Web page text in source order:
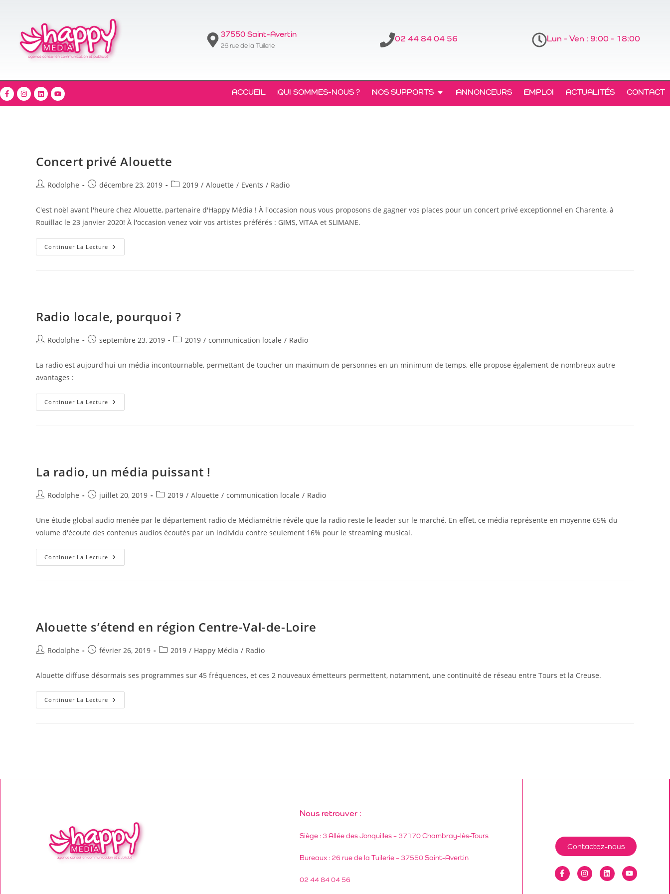
37550 Saint-Avertin
26 rue de la Tuilerie
02 44 84 04 56 Lun - Ven : 9:00 - 18:00
ACCUEIL QUI SOMMES-NOUS ? NOS SUPPORTS ANNONCEURS EMPLOI ACTUALITÉS CONTACT
Concert privé Alouette
Rodolphe décembre 23, 2019 2019 / Alouette / Events / Radio
C'est noël avant l'heure chez Alouette, partenaire d'Happy Média ! À l'occasion nous vous proposons de gagner vos places pour un concert privé exceptionnel en Charente, à
Rouillac le 23 janvier 2020! À l'occasion venez voir vos artistes préférés : GIMS, VITAA et SLIMANE.
Continuer La Lecture
Radio locale, pourquoi ?
Rodolphe septembre 23, 2019 2019 / communication locale / Radio
La radio est aujourd'hui un média incontournable, permettant de toucher un maximum de personnes en un minimum de temps, elle propose également de nombreux autre
avantages :
Continuer La Lecture
La radio, un média puissant !
Rodolphe juillet 20, 2019 2019 / Alouette / communication locale / Radio
Une étude global audio menée par le département radio de Médiamétrie révéle que la radio reste le leader sur le marché. En effet, ce média représente en moyenne 65% du
volume d'écoute des contenus audios écoutés par un individu contre seulement 16% pour le streaming musical.
Continuer La Lecture
Alouette s’étend en région Centre-Val-de-Loire
Rodolphe février 26, 2019 2019 / Happy Média / Radio
Alouette diffuse désormais ses programmes sur 45 fréquences, et ces 2 nouveaux émetteurs permettent, notamment, une continuité de réseau entre Tours et la Creuse.
Continuer La Lecture
Nous retrouver :
Siège : 3 Allée des Jonquilles – 37170 Chambray-lès-Tours
Bureaux : 26 rue de la Tuilerie – 37550 Saint-Avertin
02 44 84 04 56
Contactez-nous